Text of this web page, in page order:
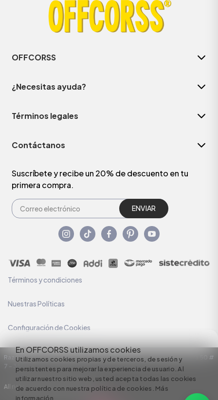
En OFFCORSS utilizamos cookies
Utilizamos cookies propias y de terceros, de sesión y
persistentes para mejorar la experiencia de usuario. Al
utilizar nuestro sitio web, usted acepta todas las cookies
de acuerdo con nuestra política de cookies. Más
información
OFFCORSS
¿Necesitas ayuda?
Términos legales
Contáctanos
Suscríbete y recibe un 20% de descuento en tu
primera compra.
ENVIAR
Términos y condiciones
Nuestras Políticas
Configuración de Cookies
Razón Social: C.I HERMECO S.A. NIT: 890924167-6 Dirección: Carrera 50 #
7 – 35
All rights reserved empowered by